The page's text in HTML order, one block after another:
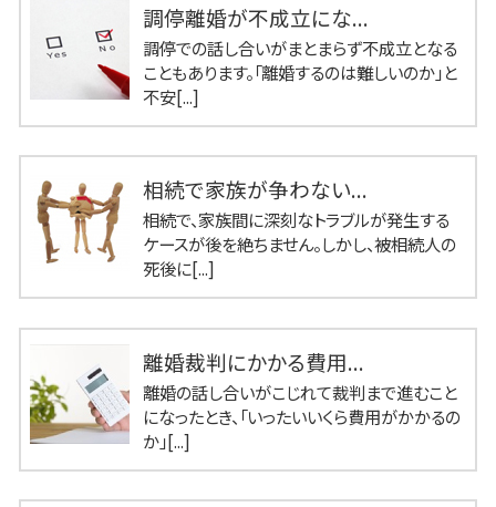
調停離婚が不成立にな...
調停での話し合いがまとまらず不成立となる
こともあります。「離婚するのは難しいのか」と
不安[...]
相続で家族が争わない...
相続で、家族間に深刻なトラブルが発生する
ケースが後を絶ちません。しかし、被相続人の
死後に[...]
離婚裁判にかかる費用...
離婚の話し合いがこじれて裁判まで進むこと
になったとき、「いったいいくら費用がかかるの
か」[...]